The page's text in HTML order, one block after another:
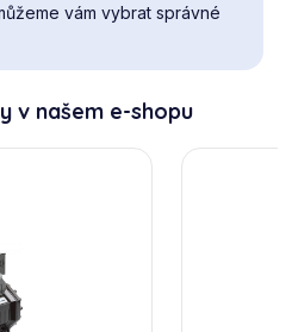
vám vybrat správné
v našem e-shopu